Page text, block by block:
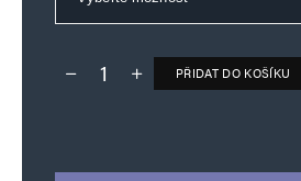
Deník TO – verze bez reklam množství
PŘIDAT DO KOŠÍKU